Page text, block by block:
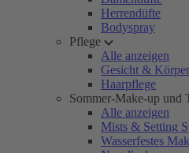
Herrendüfte
Bodyspray
Pflege
Alle anzeigen
Gesicht &
Haarpflege
Sommer-Make-up und
Alle anzeigen
Mists & Setting
Wasserfestes